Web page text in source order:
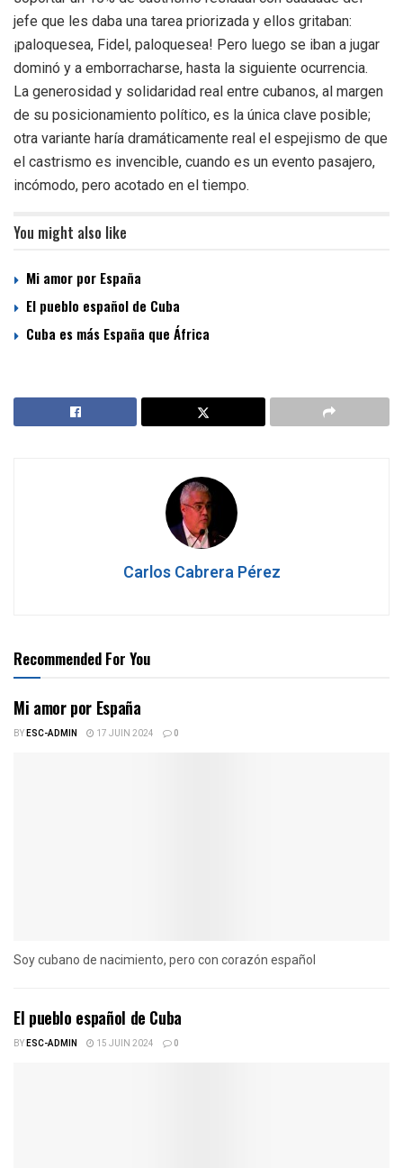
jefe que les daba una tarea priorizada y ellos gritaban:
¡paloquesea, Fidel, paloquesea! Pero luego se iban a jugar
dominó y a emborracharse, hasta la siguiente ocurrencia.
La generosidad y solidaridad real entre cubanos, al margen
de su posicionamiento político, es la única clave posible;
otra variante haría dramáticamente real el espejismo de que
el castrismo es invencible, cuando es un evento pasajero,
incómodo, pero acotado en el tiempo.
You might also like
Mi amor por España
El pueblo español de Cuba
Cuba es más España que África
Carlos Cabrera Pérez
Recommended For You
Mi amor por España
BYESC-ADMIN 17 JUIN 2024 0
Soy cubano de nacimiento, pero con corazón español
El pueblo español de Cuba
BYESC-ADMIN 15 JUIN 2024 0